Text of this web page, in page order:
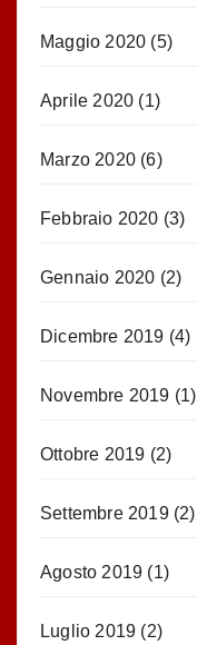
Maggio 2020 (5)
Aprile 2020 (1)
Marzo 2020 (6)
Febbraio 2020 (3)
Gennaio 2020 (2)
Dicembre 2019 (4)
Novembre 2019 (1)
Ottobre 2019 (2)
Settembre 2019(2)
Agosto 2019 (1)
Luglio 2019 (2)